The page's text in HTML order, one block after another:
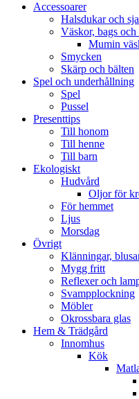
Accessoarer
Halsdukar och
Väskor, bags
Mumin
Smycken
Skärp och bälten
Spel och underhållning
Spel
Pussel
Presenttips
Till honom
Till henne
Till barn
Ekologiskt
Hudvård
Oljor för
För hemmet
Ljus
Morsdag
Övrigt
Klänningar,
Mygg fritt
Reflexer och
Svampplockning
Möbler
Okrossbara glas
Hem & Trädgård
Innomhus
Kök